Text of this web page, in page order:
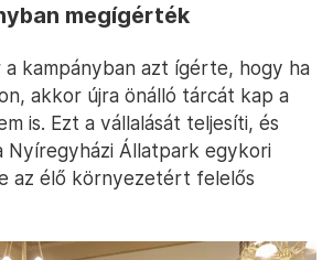
megígérték
a kampányban azt ígérte, hogy ha
akkor újra önálló tárcát kap a
is. Ezt a vállalását teljesíti, és
Nyíregyházi Állatpark egykori
az élő környezetért felelős